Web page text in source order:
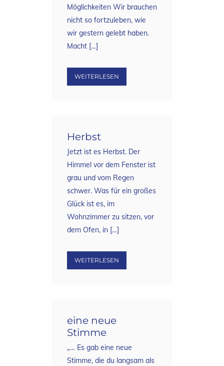
Möglichkeiten Wir brauchen
nicht so fortzuleben, wie
wir gestern gelebt haben.
Macht […]
WEITERLESEN
Herbst
Jetzt ist es Herbst. Der
Himmel vor dem Fenster ist
grau und vom Regen
schwer. Was für ein großes
Glück ist es, im
Wohnzimmer zu sitzen, vor
dem Ofen, in […]
WEITERLESEN
eine neue
Stimme
„… Es gab eine neue
Stimme, die du langsam als